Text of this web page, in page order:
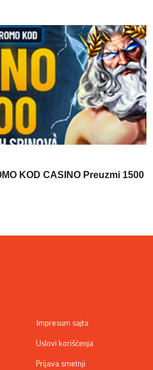
KOD CASINO Preuzmi 1500
Impresum sajta
Uslovi korišćenja
Prijava smetnji